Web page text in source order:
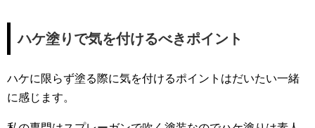
ハケ塗りで気を付けるべきポイント
ハケに限らず塗る際に気を付けるポイントはだいたい一緒
に感じます。